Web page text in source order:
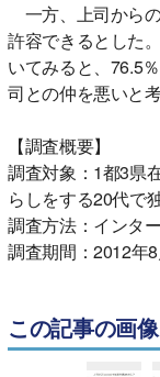
一方、上司から
許容できるとした
いてみると、76.5
司との仲を悪いと
【調査概要】
調査対象：1都3県
らしをする20代で
調査方法：インタ
調査期間：2012年
この記事の画像